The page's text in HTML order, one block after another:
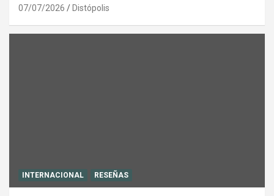
07/07/2026 Distópolis
INTERNACIONAL RESEÑAS